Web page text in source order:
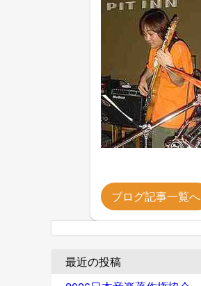
ブログ記事一覧へ
最近の投稿